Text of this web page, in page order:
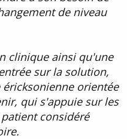
de niveau
clinique ainsi qu'une
sur la solution,
orientée
qui s'appuie sur les
considéré